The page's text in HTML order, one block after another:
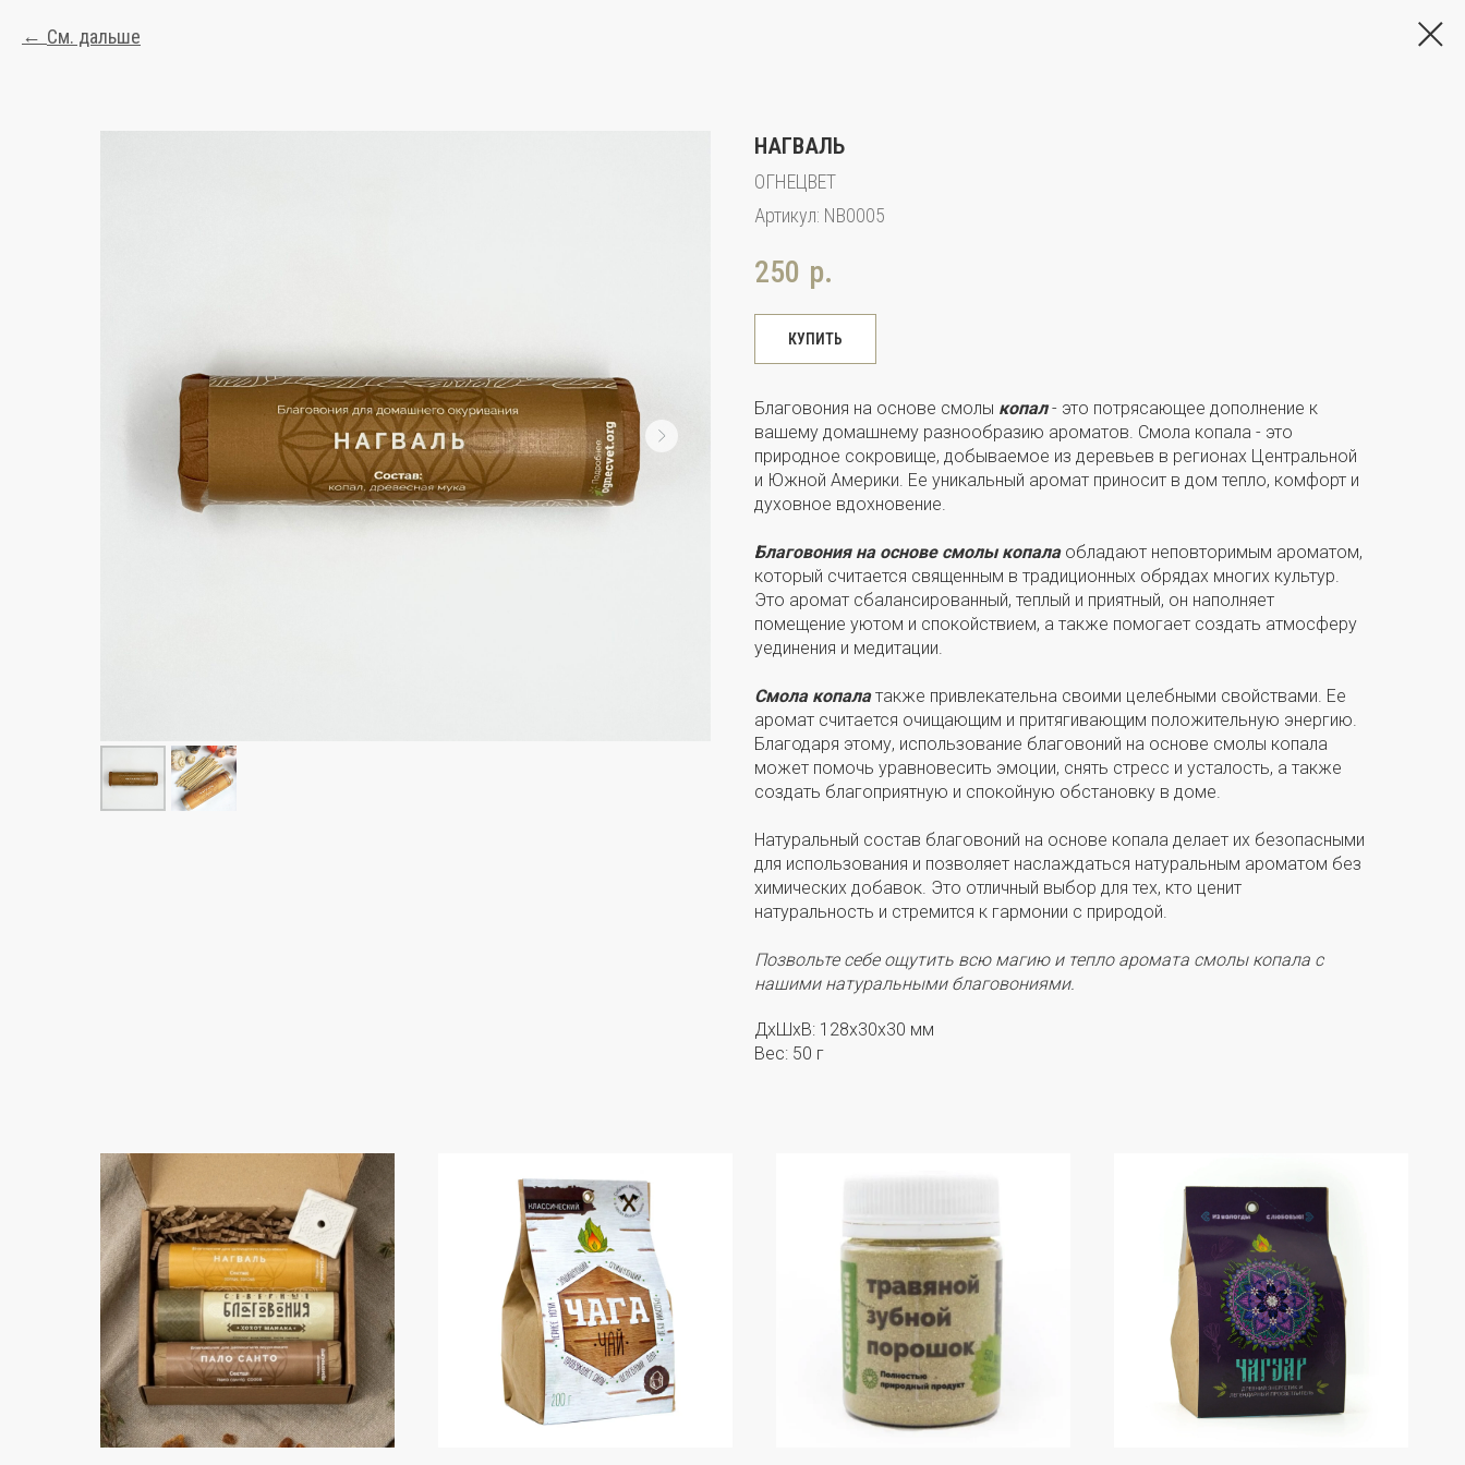
См. дальше
НАГВАЛЬ
ОГНЕЦВЕТ
Артикул: NB0005
250 р.
КУПИТЬ
Благовония на основе смолы копал- это потрясающее дополнение к
вашему домашнему разнообразию ароматов. Смола копала - это
природное сокровище, добываемое из деревьев в регионах Центральной
и Южной Америки. Ее уникальный аромат приносит в дом тепло, комфорт и
духовное вдохновение.
Благовония на основе смолы копалаобладают неповторимым ароматом,
который считается священным в традиционных обрядах многих культур.
Это аромат сбалансированный, теплый и приятный, он наполняет
помещение уютом и спокойствием, а также помогает создать атмосферу
уединения и медитации.
Смола копалатакже привлекательна своими целебными свойствами. Ее
аромат считается очищающим и притягивающим положительную энергию.
Благодаря этому, использование благовоний на основе смолы копала
может помочь уравновесить эмоции, снять стресс и усталость, а также
создать благоприятную и спокойную обстановку в доме.
Натуральный состав благовоний на основе копала делает их безопасными
для использования и позволяет наслаждаться натуральным ароматом без
химических добавок. Это отличный выбор для тех, кто ценит
натуральность и стремится к гармонии с природой.
Позвольте себе ощутить всю магию и тепло аромата смолы копала с
нашими натуральными благовониями.
ДxШxВ: 128x30x30 мм
Вес: 50 г